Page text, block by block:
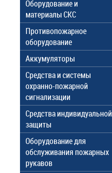
Оборудование и
материалы СКС
Противопожарное
оборудование
Аккумуляторы
Средства и системы
охранно-пожарной
сигнализации
Средства индивидуальной
защиты
Оборудование для
обслуживания пожарных
рукавов